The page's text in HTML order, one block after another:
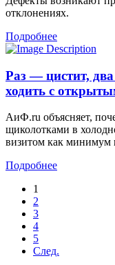
отклонениях.
Подробнее
Раз — цистит,
ходить с
АиФ.ru объясняет,
щиколотками в
визитом как минимум
Подробнее
1
2
3
4
5
След.